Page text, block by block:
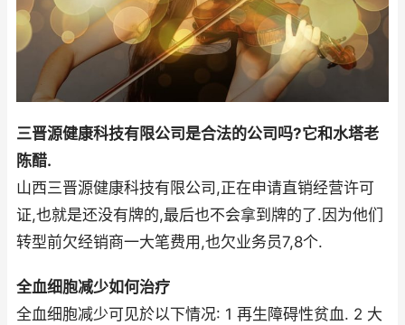
三晋源健康科技有限公司是合法的公司吗?它和水塔老
陈醋.
山西三晋源健康科技有限公司,正在申请直销经营许可
证,也就是还没有牌的,最后也不会拿到牌的了.因为他们
转型前欠经销商一大笔费用,也欠业务员7,8个.
全血细胞减少如何治疗
全血细胞减少可见於以下情况: 1 再生障碍性贫血. 2 大